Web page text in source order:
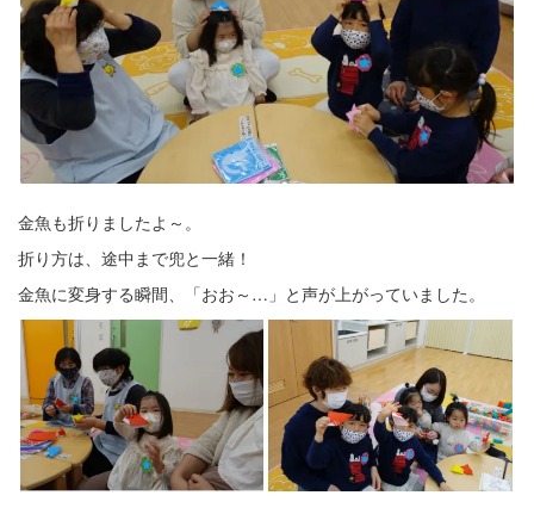
金魚も折りましたよ～。
折り方は、途中まで兜と一緒！
金魚に変身する瞬間、「おお～…」と声が上がっていました。